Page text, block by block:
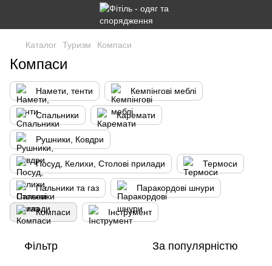
Каталог Туризм Компаси
Компаси
Намети, тенти Кемпінгові меблі
Спальники Каремати
Рушники, Ковдри
Посуд, Келихи, Столові прилади Термоси
Пальники та газ Паракордові шнури
Компаси Інструмент
Фільтр За популярністю